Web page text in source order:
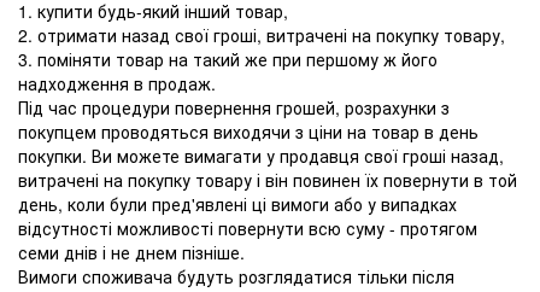
1. купити будь-який інший товар,
2. отримати назад свої гроші, витрачені на покупку товару,
3. поміняти товар на такий же при першому ж його
надходження в продаж.
Під час процедури повернення грошей, розрахунки з
покупцем проводяться виходячи з ціни на товар в день
покупки. Ви можете вимагати у продавця свої гроші назад,
витрачені на покупку товару і він повинен їх повернути в той
день, коли були пред'явлені ці вимоги або у випадках
відсутності можливості повернути всю суму - протягом
семи днів і не днем ​​пізніше.
Вимоги споживача будуть розглядатися тільки після